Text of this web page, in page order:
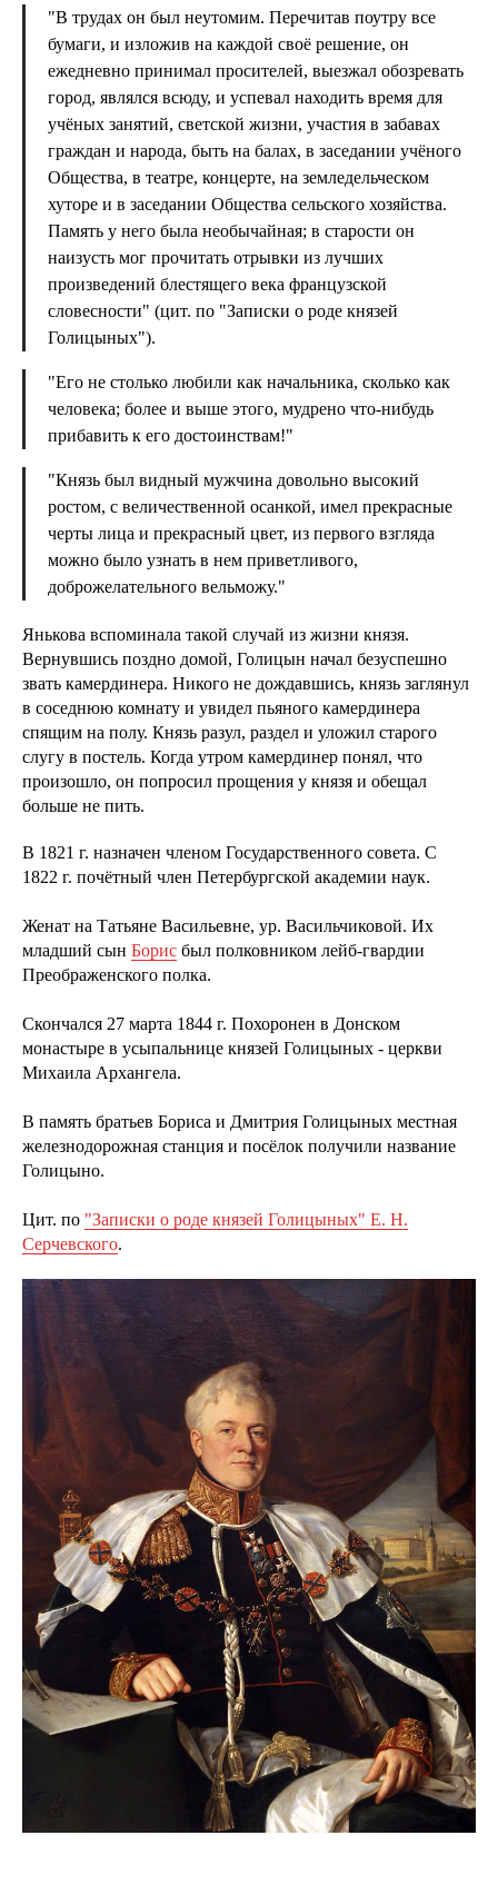
"В трудах он был неутомим. Перечитав поутру все
бумаги, и изложив на каждой своё решение, он
ежедневно принимал просителей, выезжал обозревать
город, являлся всюду, и успевал находить время для
учёных занятий, светской жизни, участия в забавах
граждан и народа, быть на балах, в заседании учёного
Общества, в театре, концерте, на земледельческом
хуторе и в заседании Общества сельского хозяйства.
Память у него была необычайная; в старости он
наизусть мог прочитать отрывки из лучших
произведений блестящего века французской
словесности" (цит. по "Записки о роде князей
Голицыных").
"Его не столько любили как начальника, сколько как
человека; более и выше этого, мудрено что-нибудь
прибавить к его достоинствам!"
"Князь был видный мужчина довольно высокий
ростом, с величественной осанкой, имел прекрасные
черты лица и прекрасный цвет, из первого взгляда
можно было узнать в нем приветливого,
доброжелательного вельможу."
Янькова вспоминала такой случай из жизни князя.
Вернувшись поздно домой, Голицын начал безуспешно
звать камердинера. Никого не дождавшись, князь заглянул
в соседнюю комнату и увидел пьяного камердинера
спящим на полу. Князь разул, раздел и уложил старого
слугу в постель. Когда утром камердинер понял, что
произошло, он попросил прощения у князя и обещал
больше не пить.
В 1821 г. назначен членом Государственного совета. С
1822 г. почётный член Петербургской академии наук.
Женат на Татьяне Васильевне, ур. Васильчиковой. Их
младший сын Борис был полковником лейб-гвардии
Преображенского полка.
Скончался 27 марта 1844 г. Похоронен в Донском
монастыре в усыпальнице князей Голицыных - церкви
Михаила Архангела.
В память братьев Бориса и Дмитрия Голицыных местная
железнодорожная станция и посёлок получили название
Голицыно.
Цит. по "Записки о роде князей Голицыных" Е. Н.
Серчевского.